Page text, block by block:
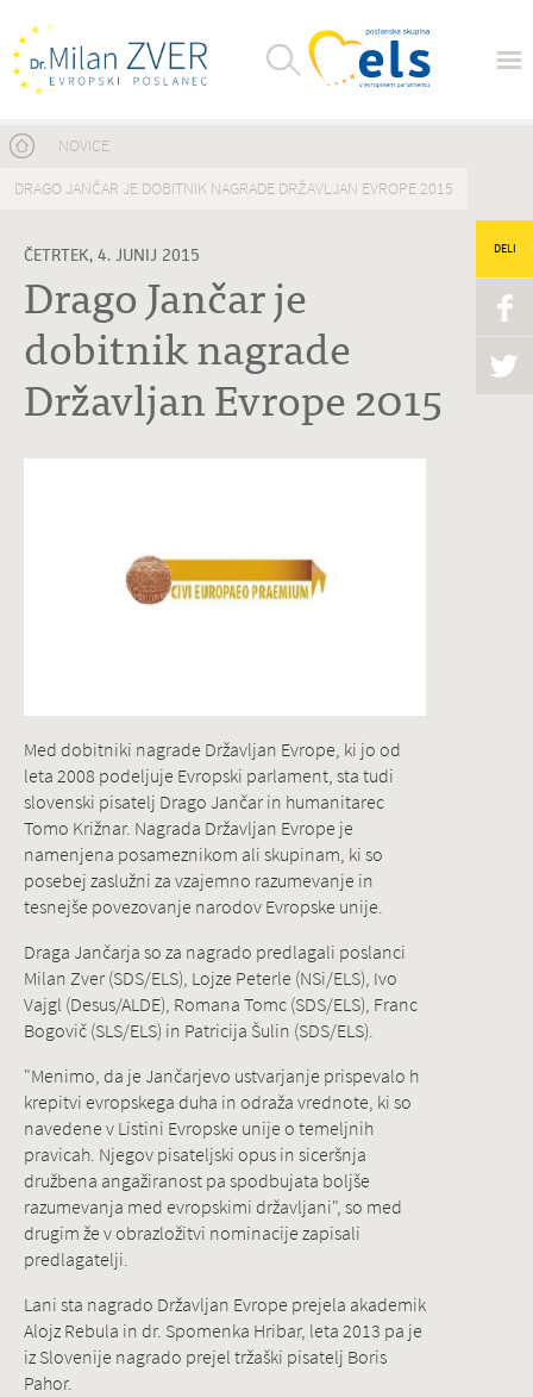
Nahajate se tukaj
NOVICE
DRAGO JANČAR JE DOBITNIK NAGRADE DRŽAVLJAN EVROPE 2015
ČETRTEK, 4. JUNIJ 2015
Drago Jančar je
dobitnik nagrade
Državljan Evrope 2015
DELI
Med dobitniki nagrade Državljan Evrope, ki jo od
leta 2008 podeljuje Evropski parlament, sta tudi
slovenski pisatelj Drago Jančar in humanitarec
Tomo Križnar. Nagrada Državljan Evrope je
namenjena posameznikom ali skupinam, ki so
posebej zaslužni za vzajemno razumevanje in
tesnejše povezovanje narodov Evropske unije.
Draga Jančarja so za nagrado predlagali poslanci
Milan Zver (SDS/ELS), Lojze Peterle (NSi/ELS), Ivo
Vajgl (Desus/ALDE), Romana Tomc (SDS/ELS), Franc
Bogovič (SLS/ELS) in Patricija Šulin (SDS/ELS).
"Menimo, da je Jančarjevo ustvarjanje prispevalo h
krepitvi evropskega duha in odraža vrednote, ki so
navedene v Listini Evropske unije o temeljnih
pravicah. Njegov pisateljski opus in siceršnja
družbena angažiranost pa spodbujata boljše
razumevanja med evropskimi državljani", so med
drugim že v obrazložitvi nominacije zapisali
predlagatelji.
Lani sta nagrado Državljan Evrope prejela akademik
Alojz Rebula in dr. Spomenka Hribar, leta 2013 pa je
iz Slovenije nagrado prejel tržaški pisatelj Boris
Pahor.